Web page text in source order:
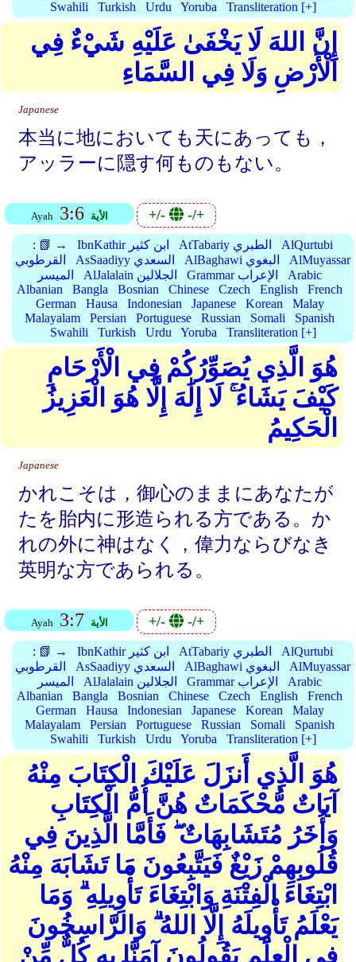
Swahili
Turkish Urdu Yoruba Transliteration [+]
إِنَّ اللهَ لَا يَخْفَىٰ عَلَيْهِ شَيْءٌ فِي
الْأَرْضِ وَلَا فِي السَّمَاءِ
Japanese
本当に地においても天にあっても，
アッラーに隠す何ものもない。
Ayah 3:6 الأية +/- -/+
: 📗 → IbnKathir ابن كثير AtTabariy الطبري
AlQurtubi
القرطوبي
AsSaadiyy السعدي AlBaghawi البغوي
AlMuyassar
الميسر
AlJalalain الجلالين Grammar الإعراب
Arabic
Albanian
Bangla Bosnian Chinese Czech English
French
German
Hausa Indonesian Japanese Korean
Malay
Malayalam
Persian Portuguese Russian Somali
Spanish
Swahili
Turkish Urdu Yoruba Transliteration [+]
هُوَ الَّذِي يُصَوِّرُكُمْ فِي الْأَرْحَامِ
كَيْفَ يَشَاءُ ۚ لَا إِلَٰهَ إِلَّا هُوَ الْعَزِيزُ
الْحَكِيمُ
Japanese
かれこそは，御心のままにあなたが
たを胎内に形造られる方である。か
れの外に神はなく，偉力ならびなき
英明な方であられる。
Ayah 3:7 الأية +/- -/+
: 📗 → IbnKathir ابن كثير AtTabariy الطبري
AlQurtubi
القرطوبي
AsSaadiyy السعدي AlBaghawi البغوي
AlMuyassar
الميسر
AlJalalain الجلالين Grammar الإعراب
Arabic
Albanian
Bangla Bosnian Chinese Czech English
French
German
Hausa Indonesian Japanese Korean
Malay
Malayalam
Persian Portuguese Russian Somali
Spanish
Swahili
Turkish Urdu Yoruba Transliteration [+]
هُوَ الَّذِي أَنزَلَ عَلَيْكَ الْكِتَابَ مِنْهُ
آيَاتٌ مُّحْكَمَاتٌ هُنَّ أُمُّ الْكِتَابِ
وَأُخَرُ مُتَشَابِهَاتٌ ۖ فَأَمَّا الَّذِينَ فِي
قُلُوبِهِمْ زَيْغٌ فَيَتَّبِعُونَ مَا تَشَابَهَ مِنْهُ
ابْتِغَاءَ الْفِتْنَةِ وَابْتِغَاءَ تَأْوِيلِهِ ۗ وَمَا
يَعْلَمُ تَأْوِيلَهُ إِلَّا اللهُ ۗ وَالرَّاسِخُونَ
فِي الْعِلْمِ يَقُولُونَ آمَنَّا بِهِ كُلٌّ مِّنْ